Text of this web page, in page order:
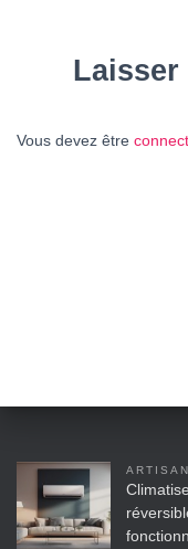
Laisser
Vous devez être